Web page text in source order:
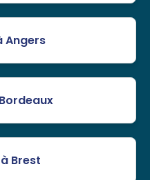
Angers
Brest